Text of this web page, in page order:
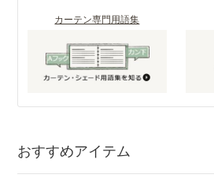
カーテン専門用語集
おすすめアイテム